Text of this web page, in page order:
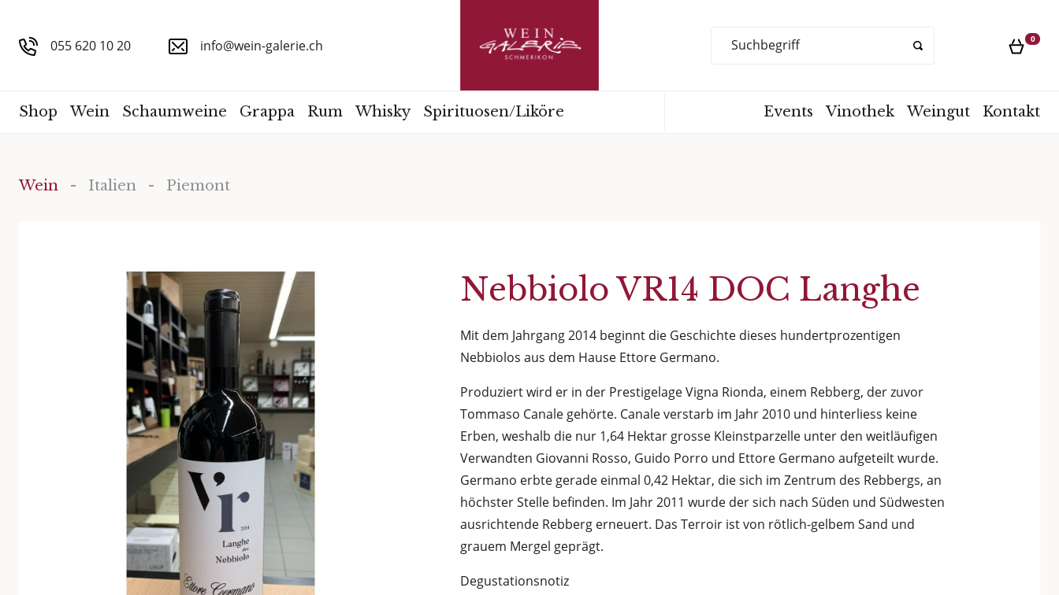
055 620 10 20 info@wein-galerie.ch search 0
Shop Wein Schaumweine Grappa Rum Whisky Spirituosen/Liköre Events Vinothek Weingut Kontakt
Wein - Italien - Piemont
Nebbiolo VR14 DOC Langhe
Mit dem Jahrgang 2014 beginnt die Geschichte dieses hundertprozentigen
Nebbiolos aus dem Hause Ettore Germano.
Produziert wird er in der Prestigelage Vigna Rionda, einem Rebberg, der zuvor
Tommaso Canale gehörte. Canale verstarb im Jahr 2010 und hinterliess keine
Erben, weshalb die nur 1,64 Hektar grosse Kleinstparzelle unter den weitläufigen
Verwandten Giovanni Rosso, Guido Porro und Ettore Germano aufgeteilt wurde.
Germano erbte gerade einmal 0,42 Hektar, die sich im Zentrum des Rebbergs, an
höchster Stelle befinden. Im Jahr 2011 wurde der sich nach Süden und Südwesten
ausrichtende Rebberg erneuert. Das Terroir ist von rötlich-gelbem Sand und
grauem Mergel geprägt.
Degustationsnotiz